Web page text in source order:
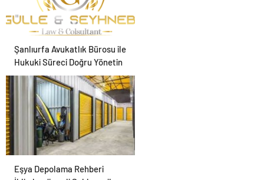
Şanlıurfa Avukatlık Bürosu ile
Hukuki Süreci Doğru Yönetin
Eşya Depolama Rehberi